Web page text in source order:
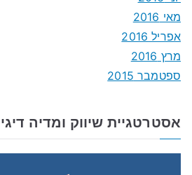
מאי 2016
אפריל 2016
מרץ 2016
ספטמבר 2015
אסטרטגיית שיווק ומדיה